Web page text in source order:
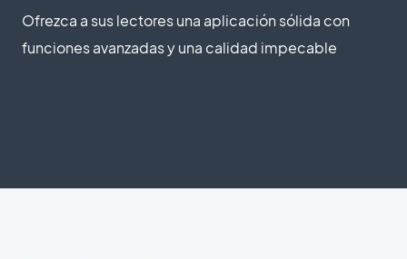
Ofrezca a sus lectores una aplicación sólida con
funciones avanzadas y una calidad impecable